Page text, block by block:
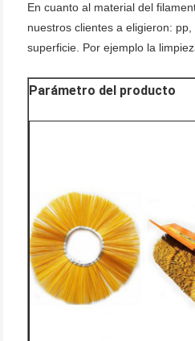
En cuanto al material del
nuestros clientes a eligieron:
superficie. Por ejemplo la
Parámetro del producto